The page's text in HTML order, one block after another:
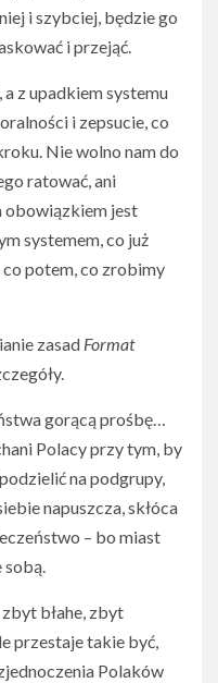
i szybciej, będzie go
i przejąć.
a z upadkiem systemu
i zepsucie, co
Nie wolno nam do
ratować, ani
obowiązkiem jest
systemem, co już
potem, co zrobimy
zasad Format
gorącą prośbę…
Polacy przy tym, by
na podgrupy,
napuszcza, skłóca
– bo miast
sobą.
błahe, zbyt
przestaje takie być,
Polaków